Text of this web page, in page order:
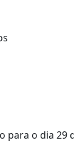
para o dia